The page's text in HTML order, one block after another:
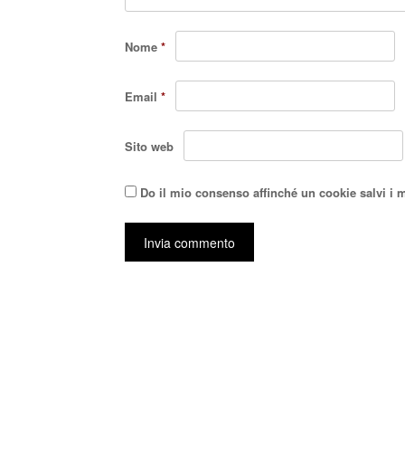
Nome *
Email *
Sito web
Do il mio consenso affinché un cookie salvi i